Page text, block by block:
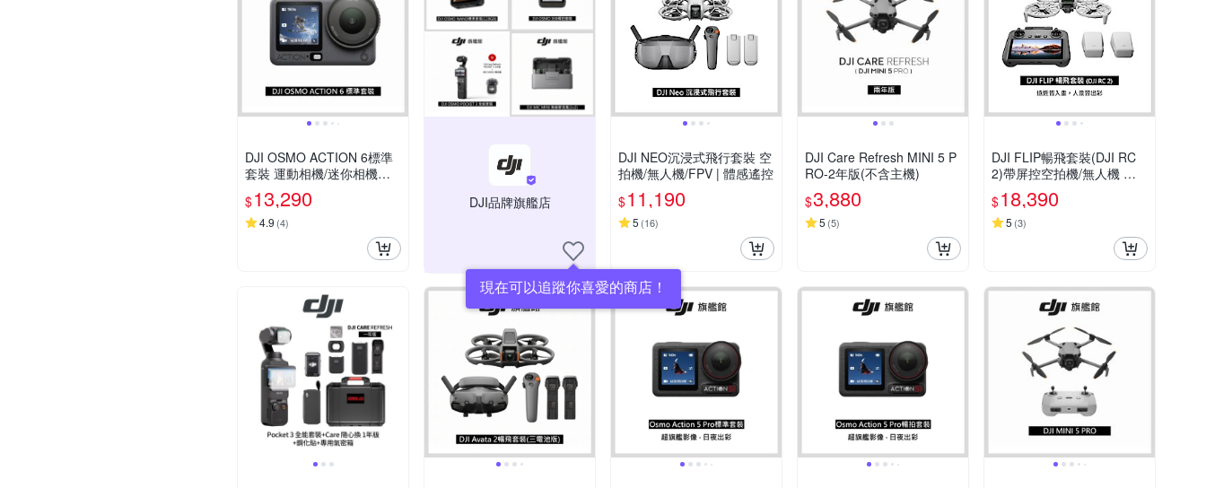
DJI OSMO ACTION 6標準
套裝 運動相機/迷你相機｜
可變光圈｜旗艦畫質超級夜
拍
$13,290
4.9 (4)
DJI品牌旗艦店
現在可以追蹤你喜愛的商店！
DJI NEO沉浸式飛行套裝 空
拍機/無人機/FPV | 體感遙控
$11,190
5 (16)
DJI Care Refresh MINI 5 P
RO-2年版(不含主機)
$3,880
5 (5)
DJI FLIP暢飛套裝(DJI RC
2)帶屏控空拍機/無人機 ｜2
49g免註冊 | 1/1.3英吋鏡頭
｜脫控飛行多元玩法 | 全包
可折疊槳保設計
$18,390
5 (3)